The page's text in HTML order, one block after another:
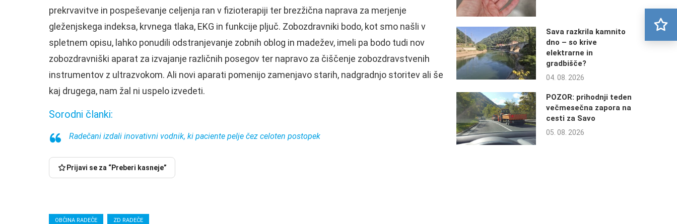
prekrvavitve in pospeševanje celjenja ran v fizioterapiji ter brezžična naprava za merjenje
gleženjskega indeksa, krvnega tlaka, EKG in funkcije pljuč. Zobozdravniki bodo, kot smo našli v
spletnem opisu, lahko ponudili odstranjevanje zobnih oblog in madežev, imeli pa bodo tudi nov
zobozdravniški aparat za izvajanje različnih posegov ter napravo za čiščenje zobozdravstvenih
instrumentov z ultrazvokom. Ali novi aparati pomenijo zamenjavo starih, nadgradnjo storitev ali še
kaj drugega, nam žal ni uspelo izvedeti.
Sorodni članki:
Radečani izdali inovativni vodnik, ki paciente pelje čez celoten postopek
Prijavi se za “Preberi kasneje”
OBČINA RADEČE ZD RADEČE
Sava razkrila kamnito
dno – so krive
elektrarne in
gradbišče?
04. 08. 2026
POZOR: prihodnji teden
večmesečna zapora na
cesti za Savo
05. 08. 2026